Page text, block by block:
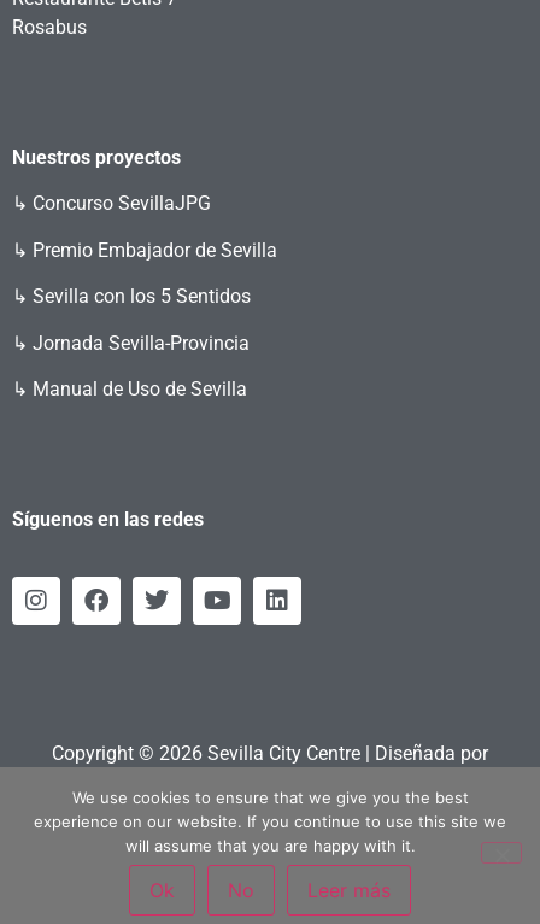
Rosabus
Nuestros proyectos
↳ Concurso SevillaJPG
↳ Premio Embajador de Sevilla
↳ Sevilla con los 5 Sentidos
↳ Jornada Sevilla-Provincia
↳ Manual de Uso de Sevilla
Síguenos en las redes
Copyright © 2026 Sevilla City Centre | Diseñada por
Política Privacidad |Política Cookies|Aviso Legal
We use cookies to ensure that we give you the best
experience on our website. If you continue to use this site we
will assume that you are happy with it.
Ok No Leer más